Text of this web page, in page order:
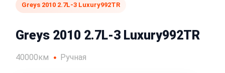
Greys 2010 2.7L-3 Luxury992TR
Greys 2010 2.7L-3 Luxury992TR
40000км Ручная